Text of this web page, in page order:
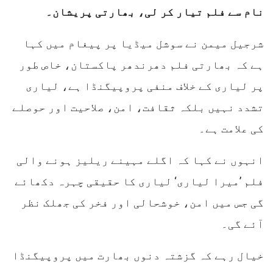
نام سے فلم تیار کر لی، بھارتی پریشان۔
شرجیل میمن نے سوشل میڈیا پر پیغام میں کہا
ہے کہ بھارتی فلم دھرندھر پاکستان، خاص طور
پر لیاری کے خلاف منفی پروپیگنڈا ہے، لیاری
تشدد نہیں بلکہ ثقافت، امن، صلاحیت اور حوصلے
کی علامت ہے۔
انہوں نے کہا کہ اگلے مہینے ریلیز ہونے والی
فلم ’میرا لیاری‘ لیاری کا حقیقی چہرہ دکھائے
گی جس میں امن، خوشحالی اور فخر کی جھلک نظر
آئے گی۔
خیال رہے کہ گزشتہ دنوں بھارت میں پروپیگنڈا